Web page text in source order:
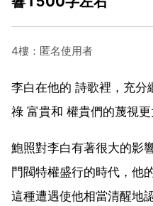
4樓：匿名使用者
李白在他的 詩歌裡，充分
祿 富貴和 權貴們的蔑視更
鮑照對李白有著很大的影
門閥特權盛行的時代，他
這種遭遇使他相當清醒地